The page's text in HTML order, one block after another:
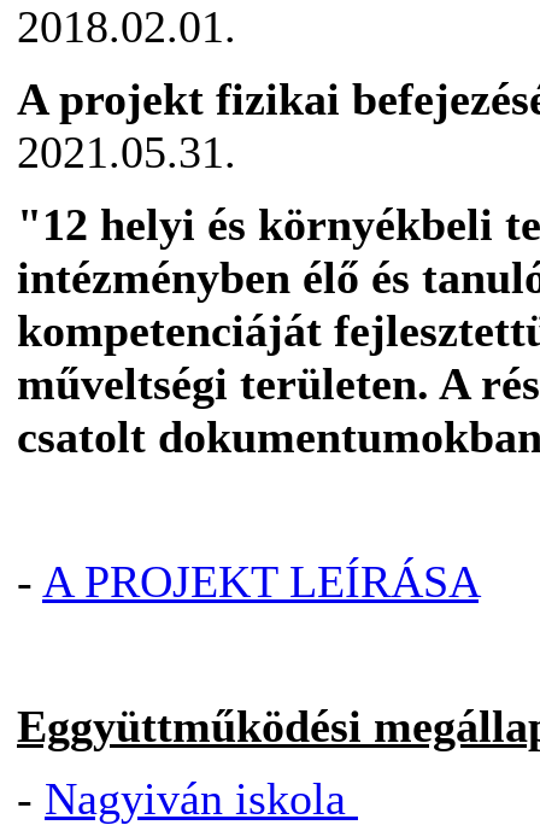
2018.02.01.
A projekt fizikai
2021.05.31.
"12 helyi és környékbeli
intézményben élő és
kompetenciáját
műveltségi területen. A
csatolt
- A PROJEKT LEÍRÁSA
Eggyüttműködési
- Nagyiván iskola